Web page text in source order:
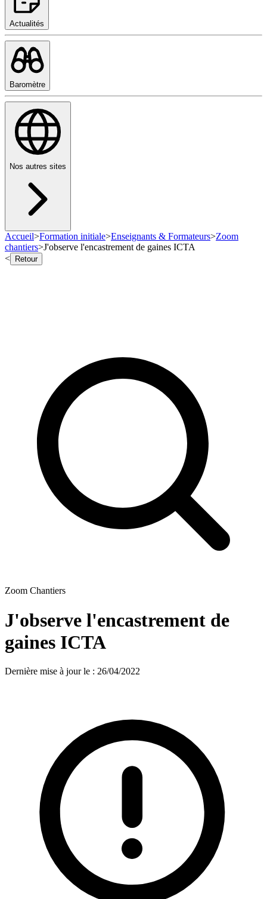
Actualités
Baromètre
Nos autres sites
Accueil>Formation initiale>Enseignants & Formateurs>Zoom
chantiers>J'observe l'encastrement de gaines ICTA
<
Retour
Zoom Chantiers
J'observe l'encastrement de
gaines ICTA
Dernière mise à jour le : 26/04/2022